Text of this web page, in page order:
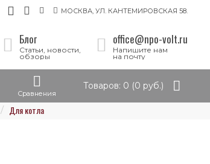
МОСКВА, УЛ. КАНТЕМИРОВСКАЯ 58.
Блог
Статьи, новости,
обзоры
office@npo-volt.ru
Напишите нам
на почту
Сравнения
Товаров: 0 (0 руб.)
Для котла